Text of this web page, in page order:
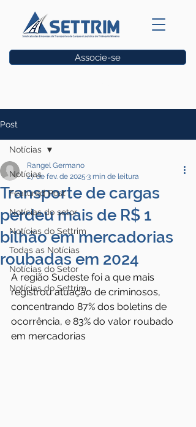
Associe-se
Post
Notícias
Featured Post
Notícias do setor
Notícias do Settrim
Todas as Notícias
Notícias do Setor
Notícias do Settrim
Notícias
Transporte de cargas
perdeu mais de R$ 1
bilhão em mercadorias
roubadas em 2024
Rangel Germano
27 de fev. de 2025 3 min de leitura
A região Sudeste foi a que mais
registrou atuação de criminosos,
concentrando 87% dos boletins de
ocorrência, e 83% do valor roubado
em mercadorias